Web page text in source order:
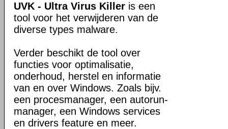
UVK - Ultra Virus Killer is een
tool voor het verwijderen van de
diverse types malware.
Verder beschikt de tool over
functies voor optimalisatie,
onderhoud, herstel en informatie
van en over Windows. Zoals bijv.
een procesmanager, een autorun-
manager, een Windows services
en drivers feature en meer.